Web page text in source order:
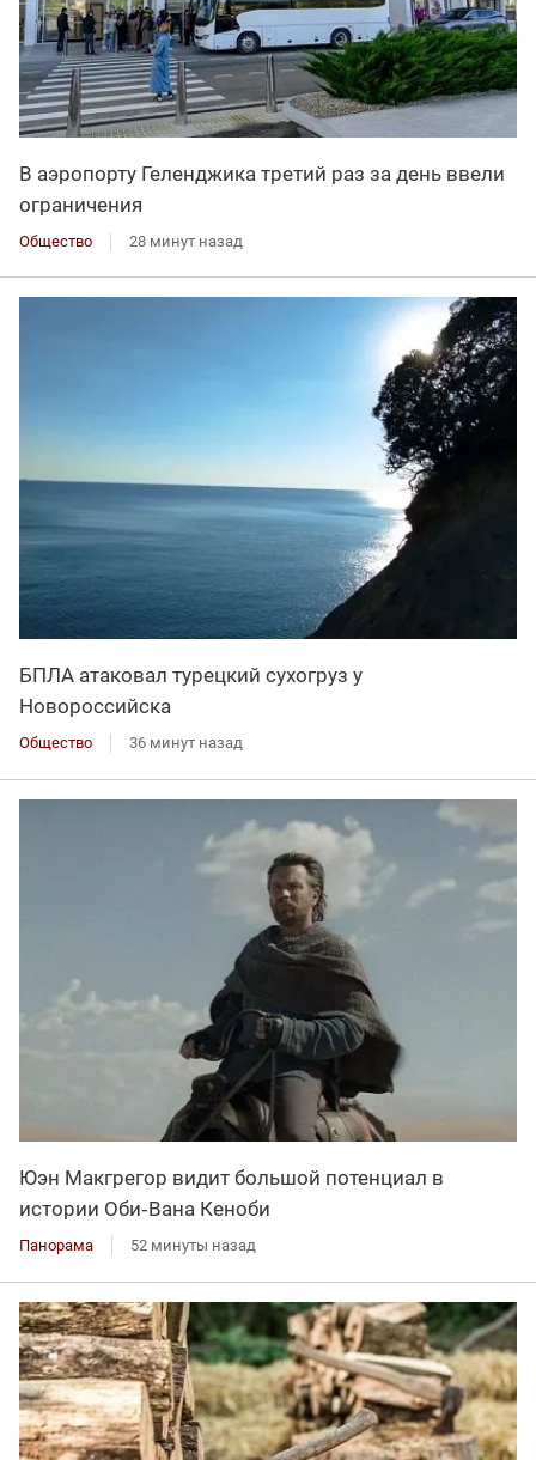
В аэропорту Геленджика третий раз за день ввели
ограничения
Общество 28 минут назад
БПЛА атаковал турецкий сухогруз у
Новороссийска
Общество 36 минут назад
Юэн Макгрегор видит большой потенциал в
истории Оби‑Вана Кеноби
Панорама 52 минуты назад